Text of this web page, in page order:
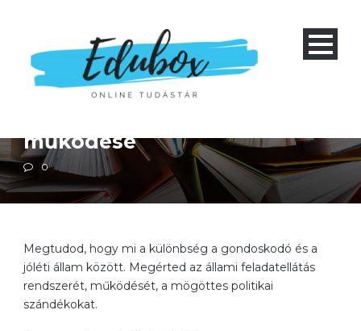
Négyéves gimnázium 1-4 és nyolcéves gimnázium 5-8
Polgári nevelés
Szakközépiskola 1-4
működése
0
Megtudod, hogy mi a különbség a gondoskodó és a
jóléti állam között. Megérted az állami feladatellátás
rendszerét, működését, a mögöttes politikai
szándékokat.